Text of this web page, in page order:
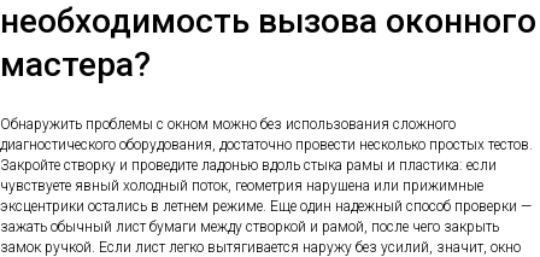
необходимость вызова оконного
мастера?
Обнаружить проблемы с окном можно без использования сложного
диагностического оборудования, достаточно провести несколько простых тестов.
Закройте створку и проведите ладонью вдоль стыка рамы и пластика: если
чувствуете явный холодный поток, геометрия нарушена или прижимные
эксцентрики остались в летнем режиме. Еще один надежный способ проверки —
зажать обычный лист бумаги между створкой и рамой, после чего закрыть
замок ручкой. Если лист легко вытягивается наружу без усилий, значит, окно